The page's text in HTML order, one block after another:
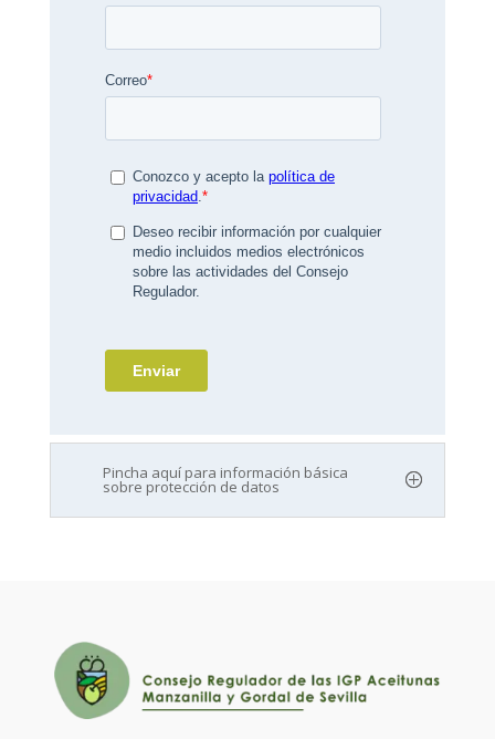
Pincha aquí para información básica
sobre protección de datos